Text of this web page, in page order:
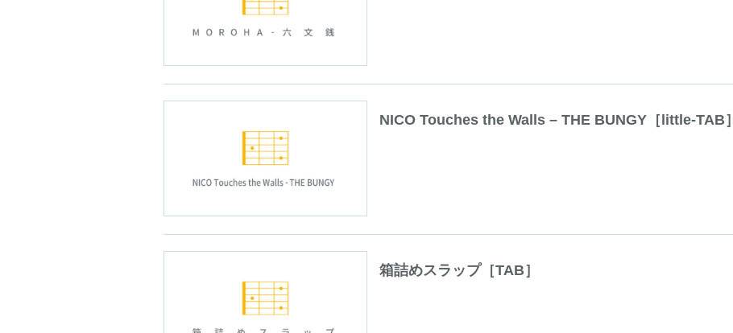
NICO Touches the Walls – THE BUNGY［little-TAB］
箱詰めスラップ［TAB］